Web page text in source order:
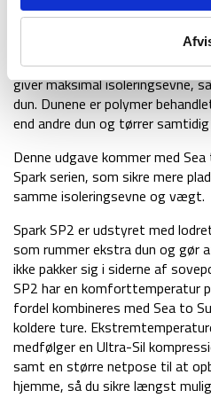
blød og komfortabel sovepose
udstyret med en venstresiddet
ned af soveposen for at
Soveposen har en RDS 850+
giver maksimal isoleringsevne,
dun. Dunene er polymer
end andre dun og tørrer
Denne udgave kommer med
Spark serien, som sikre mere
samme isoleringsevne og vægt.
Spark SP2 er udstyret med
som rummer ekstra dun og gør
ikke pakker sig i siderne af
SP2 har en komforttemperatur
fordel kombineres med Sea to
koldere ture.
medfølger en Ultra-Sil
samt en større netpose til at
hjemme, så du sikre længst